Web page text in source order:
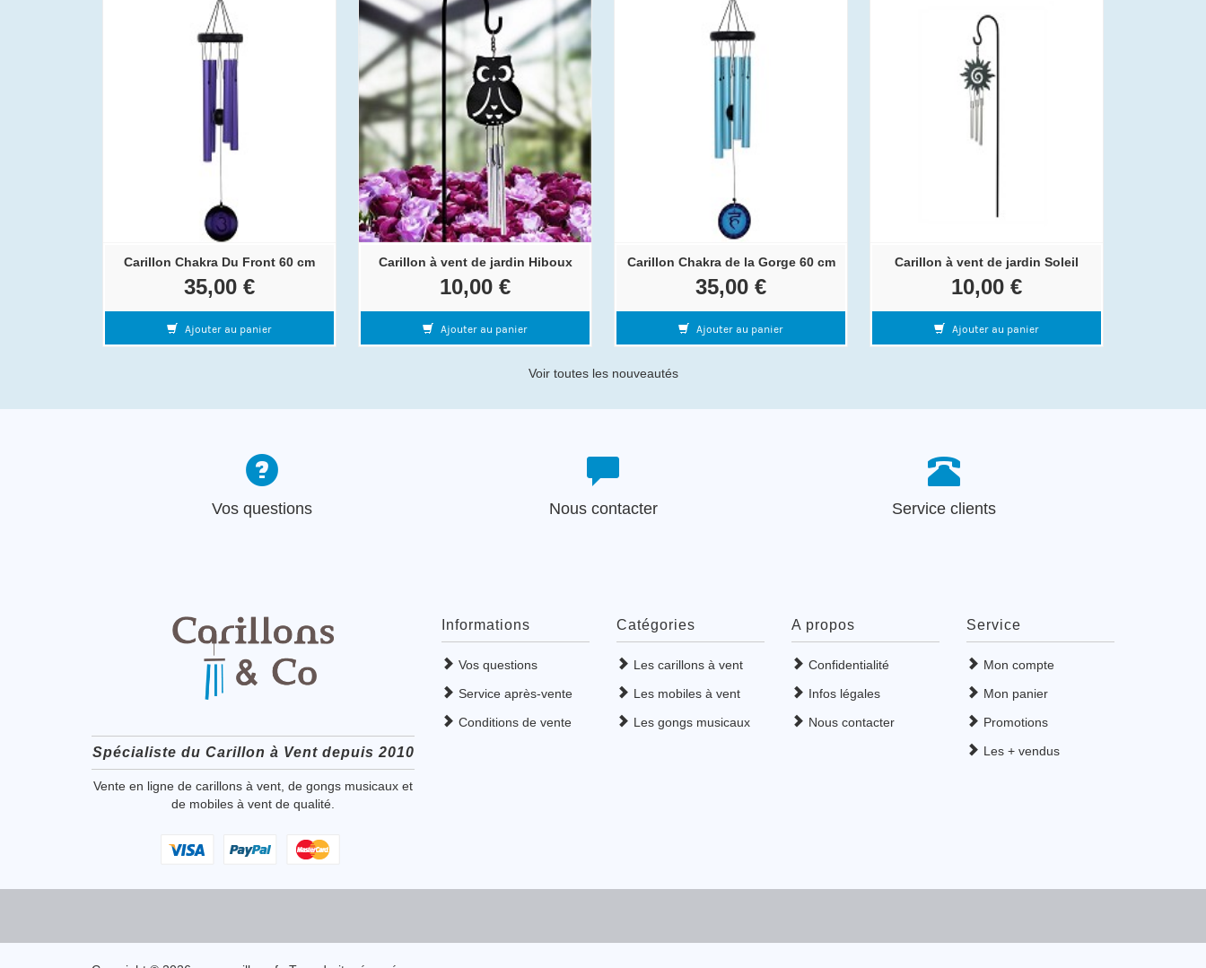
Carillon Chakra Du Front 60 cm
35,00 €
Ajouter au panier
Carillon à vent de jardin Hiboux
10,00 €
Ajouter au panier
Carillon Chakra de la Gorge 60 cm
35,00 €
Ajouter au panier
Carillon à vent de jardin Soleil
10,00 €
Ajouter au panier
Voir toutes les nouveautés
Vos questions Nous contacter Service clients
Spécialiste du Carillon à Vent depuis 2010
Vente en ligne de carillons à vent, de gongs musicaux et
de mobiles à vent de qualité.
Informations
Vos questions
Service après-vente
Conditions de vente
Catégories
Les carillons à vent
Les mobiles à vent
Les gongs musicaux
A propos
Confidentialité
Infos légales
Nous contacter
Service
Mon compte
Mon panier
Promotions
Les + vendus